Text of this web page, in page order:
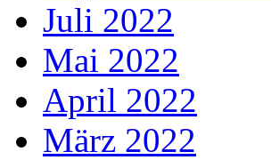
Juli 2022
Mai 2022
April 2022
März 2022